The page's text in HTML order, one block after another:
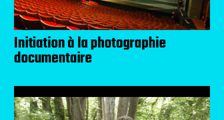
Initiation à la photographie
documentaire